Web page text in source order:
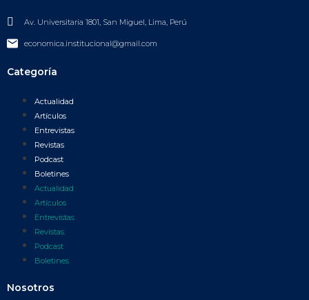
Av. Universitaria 1801, San Miguel, Lima, Perú
economica.institucional@gmail.com
Categoría
Actualidad
Artículos
Entrevistas
Revistas
Podcast
Boletines
Actualidad
Artículos
Entrevistas
Revistas
Podcast
Boletines
Nosotros